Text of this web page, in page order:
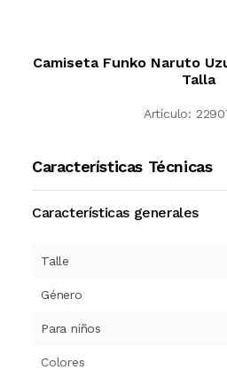
Camiseta Funko Naruto
Talla
Artículo:
Características Técnicas
Características generales
Talle
Género
Para niños
Colores